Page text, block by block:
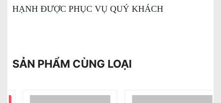
HẠNH ĐƯỢC PHỤC VỤ QUÝ KHÁCH
SẢN PHẨM CÙNG LOẠI